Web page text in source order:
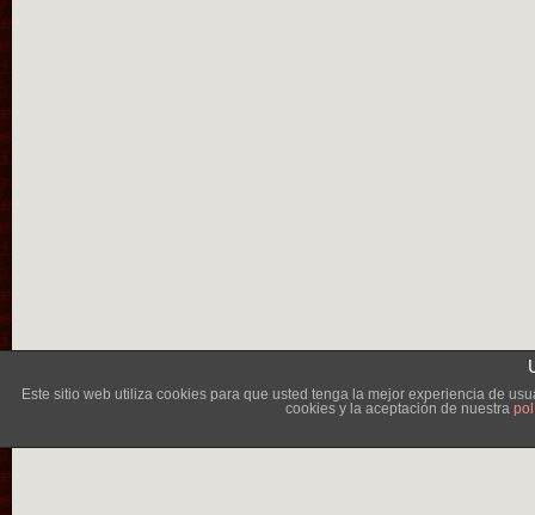
Este sitio web utiliza cookies para que usted tenga la mejor experiencia de
cookies y la aceptación de nuestra